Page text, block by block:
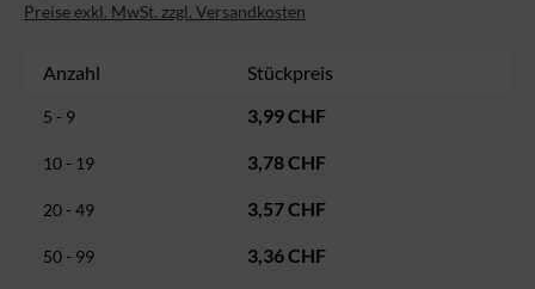
Preise exkl. MwSt. zzgl. Versandkosten
Anzahl Stückpreis
5 - 9 3,99 CHF
10 - 19 3,78 CHF
20 - 49 3,57 CHF
50 - 99 3,36 CHF